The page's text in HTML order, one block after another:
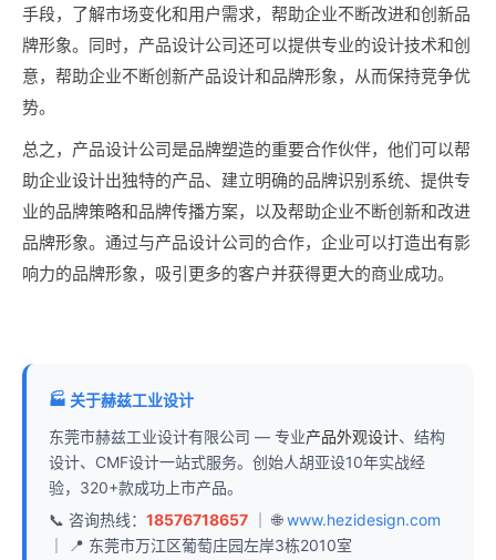
手段，了解市场变化和用户需求，帮助企业不断改进和创新品
牌形象。同时，产品设计公司还可以提供专业的设计技术和创
意，帮助企业不断创新产品设计和品牌形象，从而保持竞争优
势。
总之，产品设计公司是品牌塑造的重要合作伙伴，他们可以帮
助企业设计出独特的产品、建立明确的品牌识别系统、提供专
业的品牌策略和品牌传播方案，以及帮助企业不断创新和改进
品牌形象。通过与产品设计公司的合作，企业可以打造出有影
响力的品牌形象，吸引更多的客户并获得更大的商业成功。
🏭 关于赫兹工业设计
东莞市赫兹工业设计有限公司 — 专业产品外观设计、结构
设计、CMF设计一站式服务。创始人胡亚设10年实战经
验，320+款成功上市产品。
📞 咨询热线： 18576718657 ｜ 🌐www.hezidesign.com
｜ 📍 东莞市万江区葡萄庄园左岸3栋2010室